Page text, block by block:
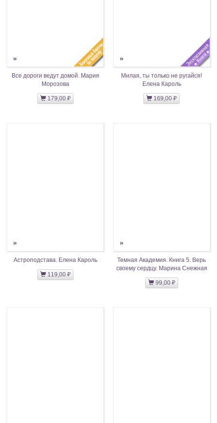
»
Все дороги ведут домой. Мария
Морозова
179,00 ₽
»
Милая, ты только не ругайся!
Елена Кароль
169,00 ₽
»
Астроподстава. Елена Кароль
119,00 ₽
»
Темная Академия. Книга 5. Верь
своему сердцу. Марина Снежная
99,00 ₽